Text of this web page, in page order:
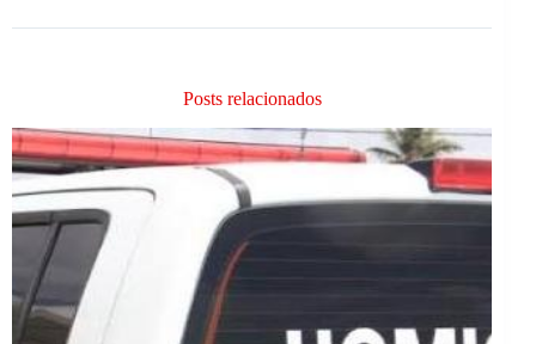
Posts relacionados